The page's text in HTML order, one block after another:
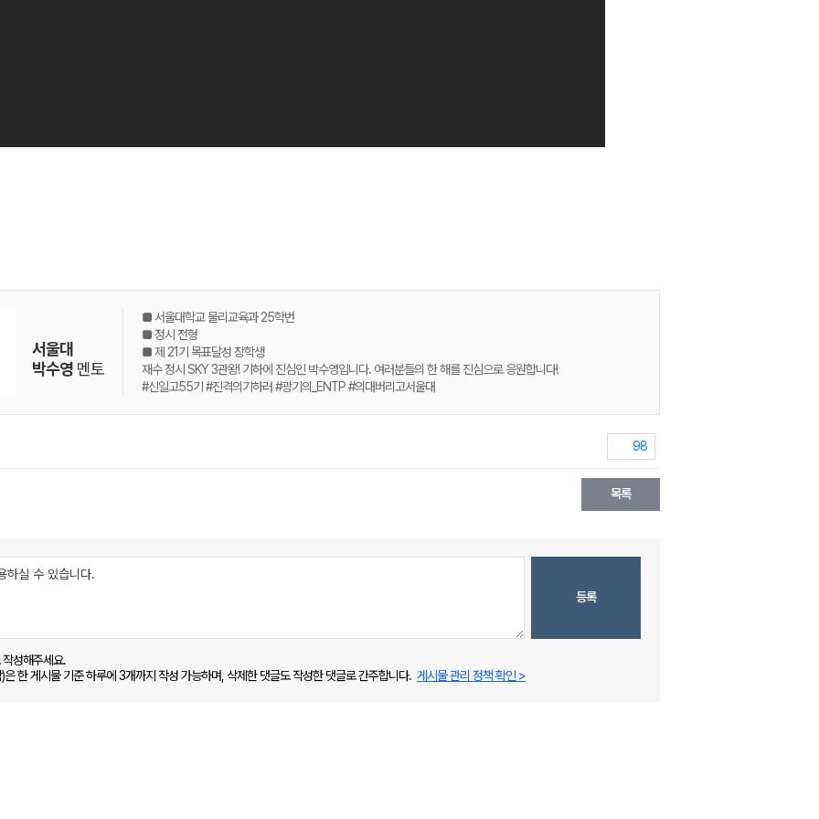
서울대
박수영 멘토
■ 서울대학교 물리교육과 25학번
■ 정시 전형
■ 제 21기 목표달성 장학생
재수 정시 SKY 3관왕! 기하에 진심인 박수영입니다. 여러분들의 한 해를 진심으로 응원합니다!
#신일고55기 #진격의기하러 #광기의_ENTP #의대버리고서울대
98
목록
등록
성해주세요.
은 한 게시물 기준 하루에 3개까지 작성 가능하며, 삭제한 댓글도 작성한 댓글로 간주합니다. 게시물 관리 정책 확인 >